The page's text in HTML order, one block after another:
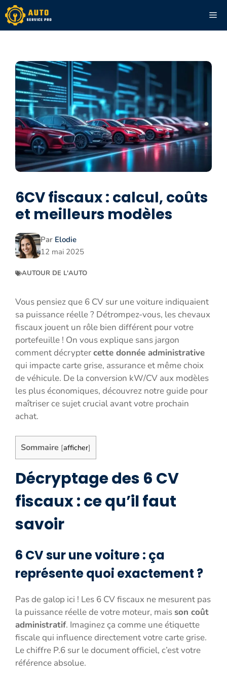
Aller
au
contenu
6CV fiscaux : calcul, coûts
et meilleurs modèles
Par Elodie
12 mai 2025
AUTOUR DE L'AUTO
Vous pensiez que 6 CV sur une voiture indiquaient
sa puissance réelle ? Détrompez-vous, les chevaux
fiscaux jouent un rôle bien différent pour votre
portefeuille ! On vous explique sans jargon
comment décryptercette donnée administrative
qui impacte carte grise, assurance et même choix
de véhicule. De la conversion kW/CV aux modèles
les plus économiques, découvrez notre guide pour
maîtriser ce sujet crucial avant votre prochain
achat.
Sommaire [afficher]
Décryptage des 6 CV
fiscaux : ce qu’il faut
savoir
6 CV sur une voiture : ça
représente quoi exactement ?
Pas de galop ici ! Les 6 CV fiscaux ne mesurent pas
la puissance réelle de votre moteur, maisson coût
administratif. Imaginez ça comme une étiquette
fiscale qui influence directement votre carte grise.
Le chiffre P.6 sur le document officiel, c’est votre
référence absolue.